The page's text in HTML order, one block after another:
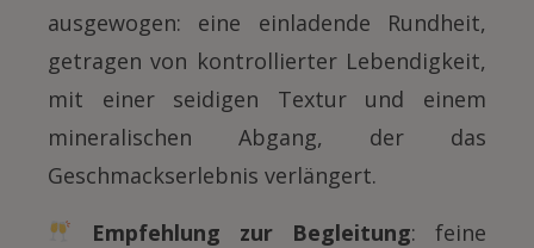
ausgewogen: eine einladende Rundheit,
getragen von kontrollierter Lebendigkeit,
mit einer seidigen Textur und einem
mineralischen Abgang, der das
Geschmackserlebnis verlängert.
Empfehlung zur Begleitung: feine